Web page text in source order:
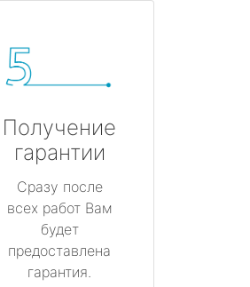
Получение
гарантии
Сразу после
всех работ Вам
будет
предоставлена
гарантия.